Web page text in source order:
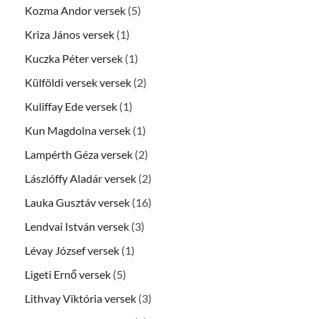
Kozma Andor versek (5)
Kriza János versek (1)
Kuczka Péter versek (1)
Külföldi versek versek (2)
Kuliffay Ede versek (1)
Kun Magdolna versek (1)
Lampérth Géza versek (2)
Lászlóffy Aladár versek (2)
Lauka Gusztáv versek (16)
Lendvai István versek (3)
Lévay József versek (1)
Ligeti Ernő versek (5)
Lithvay Viktória versek (3)